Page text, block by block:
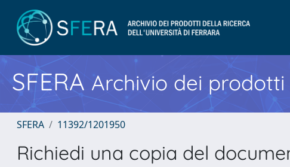
SFERA Archivio dei
SFERA 11392/1201950
Richiedi una copia del